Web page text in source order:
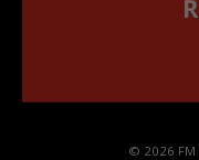
© 2026 FM